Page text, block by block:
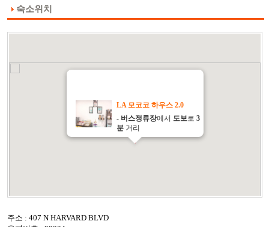
숙소위치
주소 : 407 N HARVARD BLVD